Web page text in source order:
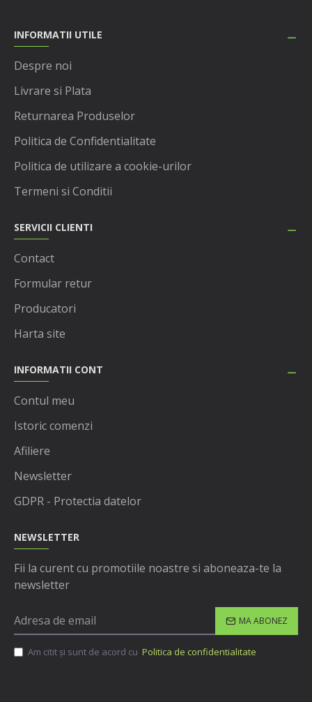
INFORMATII UTILE
Despre noi
Livrare si Plata
Returnarea Produselor
Politica de Confidentialitate
Politica de utilizare a cookie-urilor
Termeni si Conditii
SERVICII CLIENTI
Contact
Formular retur
Producatori
Harta site
INFORMATII CONT
Contul meu
Istoric comenzi
Afiliere
Newsletter
GDPR - Protectia datelor
NEWSLETTER
Fii la curent cu promotiile noastre si aboneaza-te la
newsletter
MA ABONEZ
Am citit şi sunt de acord cu Politica de confidentialitate